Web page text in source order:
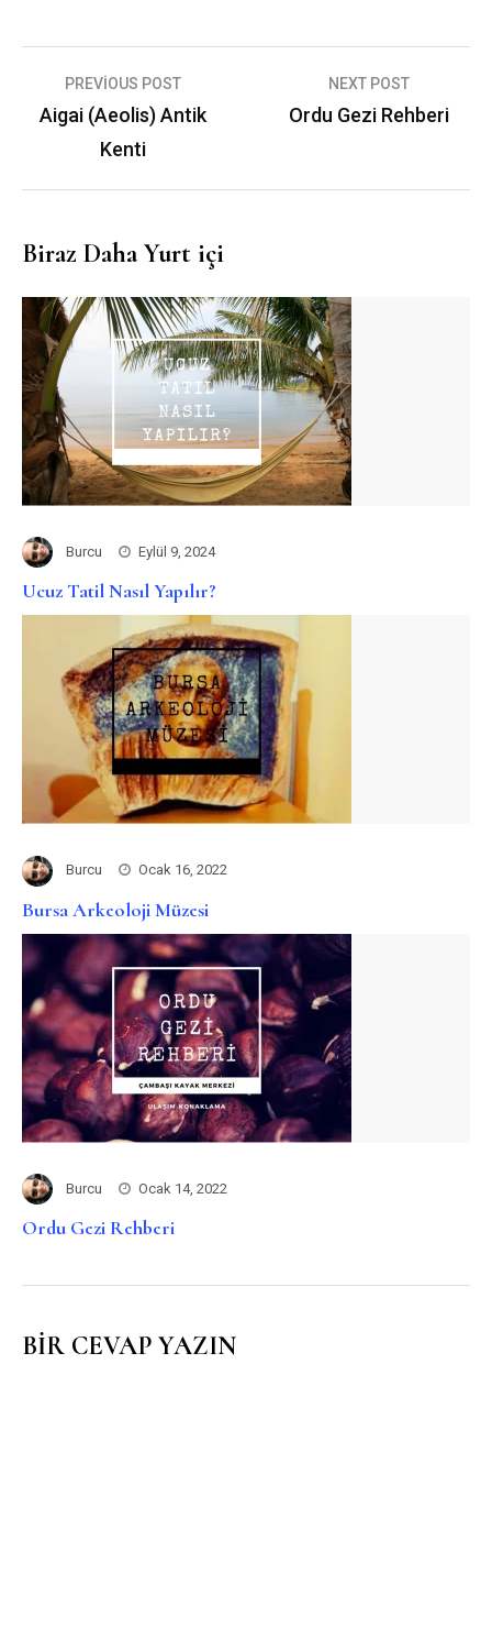
gezinmesi
PREVIOUS POST
Aigai (Aeolis) Antik
Kenti
NEXT POST
Ordu Gezi Rehberi
Biraz Daha Yurt içi
Burcu Eylül 9, 2024
Ucuz Tatil Nasıl Yapılır?
Burcu Ocak 16, 2022
Bursa Arkeoloji Müzesi
Burcu Ocak 14, 2022
Ordu Gezi Rehberi
BIR CEVAP YAZIN